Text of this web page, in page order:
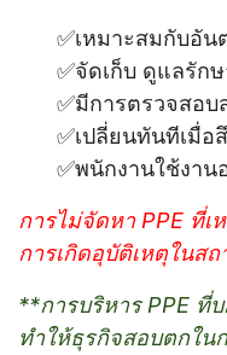
✅เหมาะสมกับอั
✅จัดเก็บ ดูแลรัก
✅มีการตรวจสอบ
✅เปลี่ยนทันทีเมื่
✅พนักงานใช้งาน
การไม่จัดหา PPE ที่เ
การเกิดอุบัติเหตุในส
**การบริหาร PPE ที่
ทำให้ธุรกิจสอบตกใน